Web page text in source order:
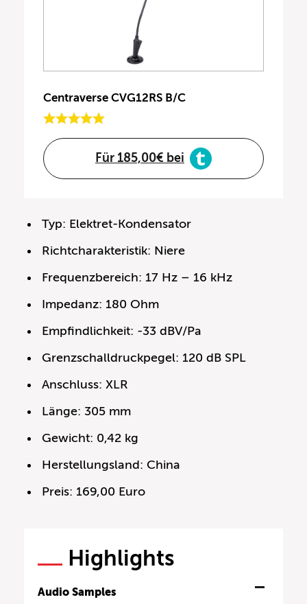
Centraverse CVG12RS B/C
Für 185,00€ bei
Typ: Elektret-Kondensator
Richtcharakteristik: Niere
Frequenzbereich: 17 Hz – 16 kHz
Impedanz: 180 Ohm
Empfindlichkeit: -33 dBV/Pa
Grenzschalldruckpegel: 120 dB SPL
Anschluss: XLR
Länge: 305 mm
Gewicht: 0,42 kg
Herstellungsland: China
Preis: 169,00 Euro
Highlights
Audio Samples